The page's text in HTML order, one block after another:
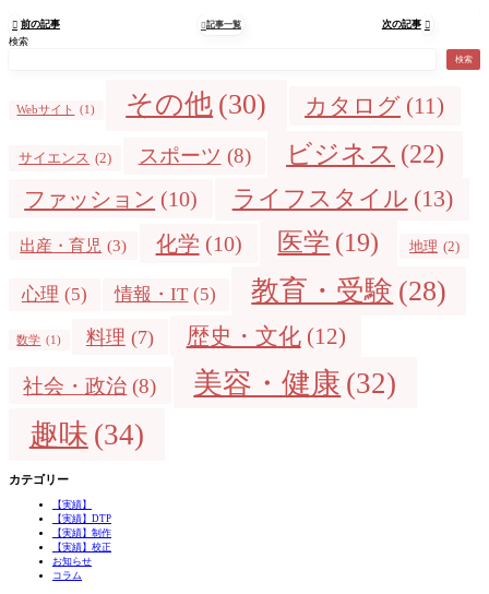
 前の記事 記事一覧 次の記事 
検索
検索
Webサイト (1) その他 (30) カタログ (11)
サイエンス (2) スポーツ (8) ビジネス (22)
ファッション (10) ライフスタイル (13)
出産・育児 (3) 化学 (10) 医学 (19) 地理 (2)
心理 (5) 情報・IT (5) 教育・受験 (28)
数学 (1) 料理 (7) 歴史・文化 (12)
社会・政治 (8) 美容・健康 (32)
趣味 (34)
カテゴリー
【実績】
【実績】DTP
【実績】制作
【実績】校正
お知らせ
コラム